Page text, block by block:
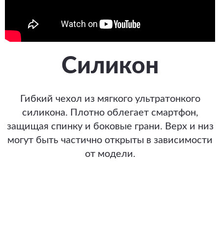
Силикон
Гибкий чехол из мягкого ультратонкого
силикона. Плотно облегает смартфон,
защищая спинку и боковые грани. Верх и низ
могут быть частично открыты в зависимости
от модели.